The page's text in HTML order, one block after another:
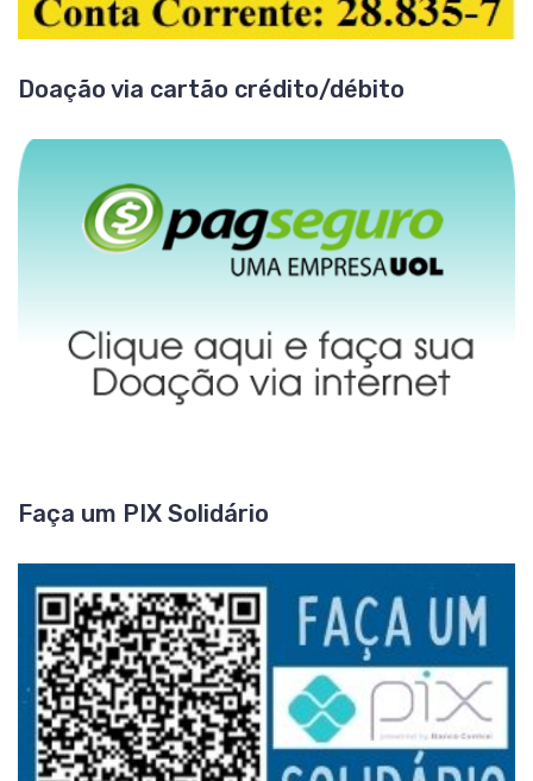
Doação via cartão crédito/débito
Faça um PIX Solidário